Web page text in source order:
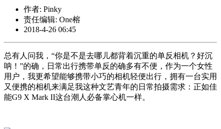
作者: Pinky
责任编辑: One榕
2018-4-26 06:45
总有人问我，“你是不是去哪儿都背着沉重的单反相机？好沉
呐！”的确，日常出行携带单反的确多有不便，作为一个女性
用户，我更希望能够携带小巧的相机轻便出行，拥有一台实用
又便携的相机来满足我这种文艺青年的日常拍摄需求：正如佳
能G9 X Mark II这台潮人必备掌心机一样。